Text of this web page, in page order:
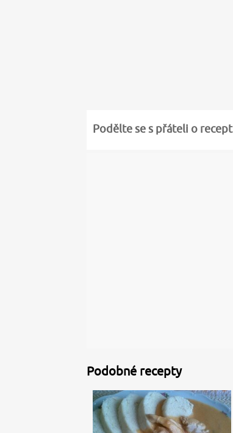
Podělte se s přáteli o recept
Podobné recepty